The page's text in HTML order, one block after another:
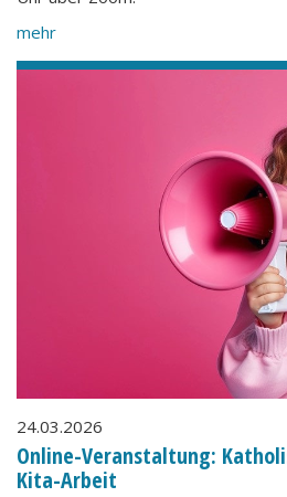
mehr
24.03.2026
Online-Veranstaltung:
Kita-Arbeit